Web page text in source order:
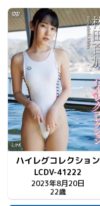
ハイレグコレクション
LCDV-41222
2023年8月20日
22歳